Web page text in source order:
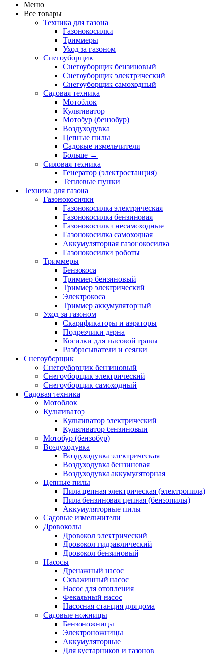
Меню
Все товары
Техника для газона
Газонокосилки
Триммеры
Уход за газоном
Снегоуборщик
Снегоуборщик бензиновый
Снегоуборщик электрический
Снегоуборщик самоходный
Садовая техника
Мотоблок
Культиватор
Мотобур (бензобур)
Воздуходувка
Цепные пилы
Садовые измельчители
Больше →
Силовая техника
Генератор (электростанция)
Тепловые пушки
Техника для газона
Газонокосилки
Газонокосилка электрическая
Газонокосилка бензиновая
Газонокосилки несамоходные
Газонокосилка самоходная
Аккумуляторная газонокосилка
Газонокосилки роботы
Триммеры
Бензокоса
Триммер бензиновый
Триммер электрический
Электрокоса
Триммер аккумуляторный
Уход за газоном
Скарификаторы и аэраторы
Подрезчики дерна
Косилки для высокой травы
Разбрасыватели и сеялки
Снегоуборщик
Снегоуборщик бензиновый
Снегоуборщик электрический
Снегоуборщик самоходный
Садовая техника
Мотоблок
Культиватор
Культиватор электрический
Культиватор бензиновый
Мотобур (бензобур)
Воздуходувка
Воздуходувка электрическая
Воздуходувка бензиновая
Воздуходувка аккумуляторная
Цепные пилы
Пила цепная электрическая (электропила)
Пила бензиновая цепная (бензопилы)
Аккумуляторные пилы
Садовые измельчители
Дровоколы
Дровокол электрический
Дровокол гидравлический
Дровокол бензиновый
Насосы
Дренажный насос
Скважинный насос
Насос для отопления
Фекальный насос
Насосная станция для дома
Садовые ножницы
Бензоножницы
Электроножницы
Аккумуляторные
Для кустарников и газонов